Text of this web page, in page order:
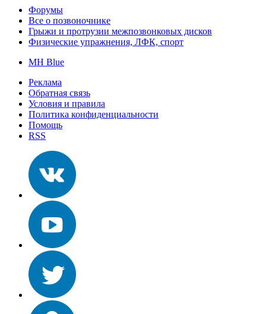
Форумы
Все о позвоночнике
Грыжи и протрузии межпозвонковых дисков
Физические упражнения, ЛФК, спорт
MH Blue
Реклама
Обратная связь
Условия и правила
Политика конфиденциальности
Помощь
RSS